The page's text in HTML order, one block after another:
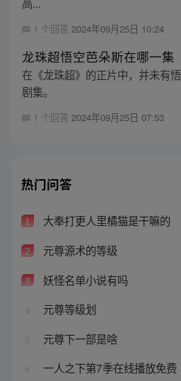
1 个回答 2024年09月25日 10:24
龙珠超悟空芭朵斯在哪一集
在《龙珠超》的正片中，并未有
剧集。
1 个回答 2024年09月25日 07:53
热门问答
1 大奉打更人里橘猫是干嘛的
2 元尊源术的等级
3 妖怪名单小说有吗
4 元尊等级划
5 元尊下一部是啥
6 一人之下第7季在线播放免费